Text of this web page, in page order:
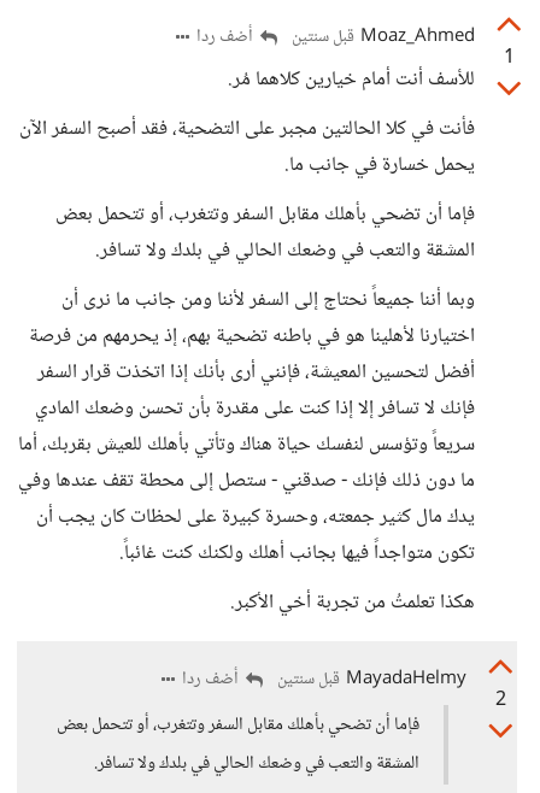
1
Moaz_Ahmed قبل سنتين أضف ردا
للأسف أنت أمام خيارين كلاهما مُر.
فأنت في كلا الحالتين مجبر على التضحية، فقد أصبح السفر الآن
يحمل خسارة في جانب ما.
فإما أن تضحي بأهلك مقابل السفر وتتغرب، أو تتحمل بعض
المشقة والتعب في وضعك الحالي في بلدك ولا تسافر.
وبما أننا جميعاً نحتاج إلى السفر لأننا ومن جانب ما نرى أن
اختيارنا لأهلينا هو في باطنه تضحية بهم، إذ يحرمهم من فرصة
أفضل لتحسين المعيشة، فإنني أرى بأنك إذا اتخذت قرار السفر
فإنك لا تسافر إلا إذا كنت على مقدرة بأن تحسن وضعك المادي
سريعاً وتؤسس لنفسك حياة هناك وتأتي بأهلك للعيش بقربك، أما
ما دون ذلك فإنك - صدقني - ستصل إلى محطة تقف عندها وفي
يدك مال كثير جمعته، وحسرة كبيرة على لحظات كان يجب أن
تكون متواجداً فيها بجانب أهلك ولكنك كنت غائباً.
هكذا تعلمتُ من تجربة أخي الأكبر.
2
MayadaHelmy قبل سنتين
أضف ردا
فإما أن تضحي بأهلك مقابل السفر وتتغرب، أو تتحمل بعض
المشقة والتعب في وضعك الحالي في بلدك ولا تسافر.